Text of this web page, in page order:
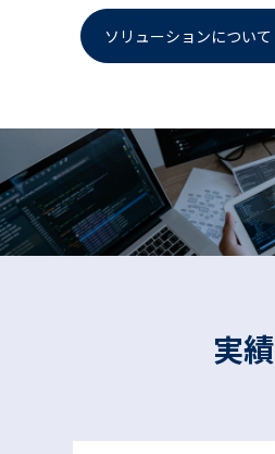
ソリューションについて
実績